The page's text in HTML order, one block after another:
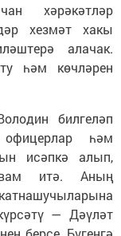
хәрәкәтләр
хезмәт хакы
алачак.
һәм көчләрен
билгеләп
офицерлар һәм
исәпкә алып,
итә. Аның
— Дәүләт